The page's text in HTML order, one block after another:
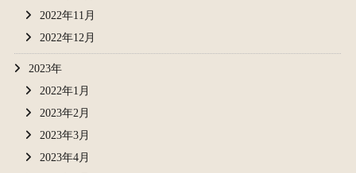
2022年11月
2022年12月
2023年
2022年1月
2023年2月
2023年3月
2023年4月